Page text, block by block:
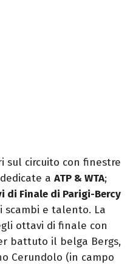
sul circuito con finestre
a ATP & WTA;
di Finale di Parigi-Bercy
e talento. La
ottavi di finale con
battuto il belga Bergs,
Cerundolo (in campo